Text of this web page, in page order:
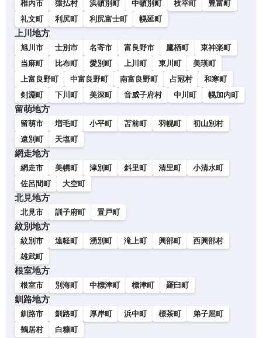
稚内市 猿払村 浜頓別町 中頓別町 枝幸町
豊富町
礼文町
利尻町 利尻富士町 幌延町
上川地方
旭川市 士別市 名寄市 富良野市 鷹栖町
東神楽町
当麻町
比布町 愛別町 上川町 東川町
美瑛町
上富良野町
中富良野町 南富良野町 占冠村
和寒町
剣淵町
下川町 美深町 音威子府村 中川町 幌加内町
留萌地方
留萌市 増毛町 小平町 苫前町 羽幌町
初山別村
遠別町
天塩町
網走地方
網走市 美幌町 津別町 斜里町 清里町
小清水町
佐呂間町
大空町
北見地方
北見市 訓子府町 置戸町
紋別地方
紋別市 遠軽町 湧別町 滝上町 興部町
西興部村
雄武町
根室地方
根室市 別海町 中標津町 標津町 羅臼町
釧路地方
釧路市 釧路町 厚岸町 浜中町 標茶町
弟子屈町
鶴居村
白糠町